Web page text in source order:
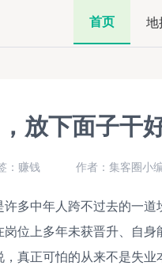
首页 地
放下面子干
：赚钱 作者：集客圈小
多中年人跨不过去的一道
位上多年未获晋升、自身
真正可怕的从来不是失业